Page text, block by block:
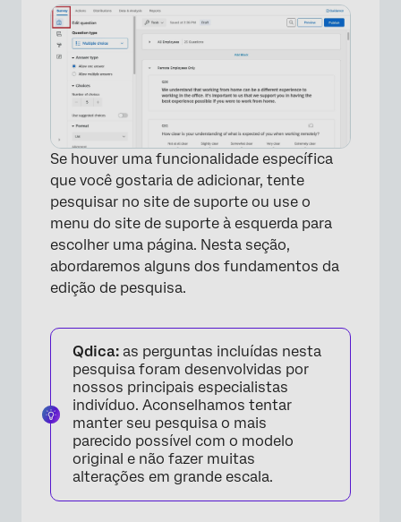
Se houver uma funcionalidade específica
que você gostaria de adicionar, tente
pesquisar no site de suporte ou use o
menu do site de suporte à esquerda para
escolher uma página. Nesta seção,
abordaremos alguns dos fundamentos da
edição de pesquisa.
Qdica: as perguntas incluídas nesta
pesquisa foram desenvolvidas por
nossos principais especialistas
indivíduo. Aconselhamos tentar
manter seu pesquisa o mais
parecido possível com o modelo
original e não fazer muitas
alterações em grande escala.